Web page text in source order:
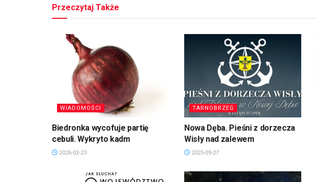
Przeczytaj Także
WIADOMOŚCI
Biedronka wycofuje partię
cebuli. Wykryto kadm
2026-02-23
TARNOBRZEG
Nowa Dęba. Pieśni z dorzecza
Wisły nad zalewem
2025-09-27